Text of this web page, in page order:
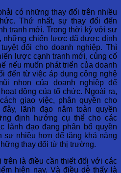
có những thay đổi trên nhiều
Thứ nhất, sự thay đổi đến
tranh mới. Trong thời kỳ với sự
những chiến lược đã được định
đối cho doanh nghiệp. Thì
lược cạnh tranh mới, củng cố
nếu muốn phát triển của doanh
đến từ việc áp dụng công nghệ
nhọn của doanh nghiệp để
động của tổ chức. Ngoài ra,
giao việc, phân quyền cho
lãnh đạo nắm toàn quyền
định hướng cụ thể cho các
lãnh đạo đang phân bổ quyền
sự nhiều hơn để tăng khả năng
thay đổi từ thị trường.
trên là điều cần thiết đối với các
hiện nay. Và điều dễ thấy là